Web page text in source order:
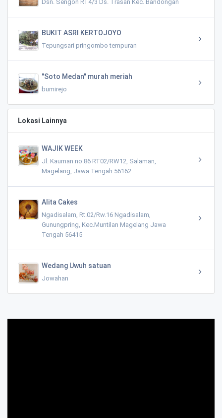
Dsn. Sengon RT4/3 Ds. Trasan Kec. Bandongan
BUKIT ASRI KERTOJOYO
Tepungsari pringombo tempuran
"Soto Medan" murah meriah
bumirejo
Lokasi Lainnya
WAJIK WEEK
Jl. Kauman no.86 RT02/RW12, Salaman,
Magelang, Jawa Tengah 56162
Alita Cakes
Ngadisalam, Rt.02/Rw.16 Ngadisalam,
Gunungpring, Kec.Muntilan Magelang Jawa
Tengah 56415
Wedang Uwuh satuan
Jowahan